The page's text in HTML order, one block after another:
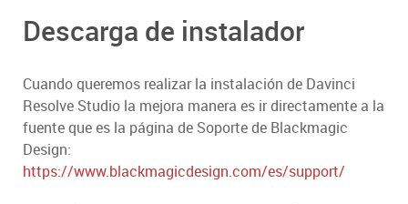
Descarga de instalador
Cuando queremos realizar la instalación de Davinci
Resolve Studio la mejora manera es ir directamente a la
fuente que es la página de Soporte de Blackmagic
Design:
https://www.blackmagicdesign.com/es/support/